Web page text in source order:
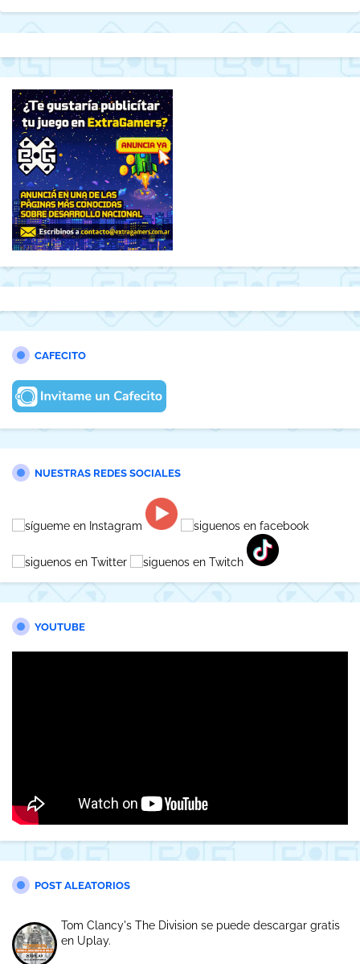
CAFECITO
NUESTRAS REDES SOCIALES
YOUTUBE
POST ALEATORIOS
Tom Clancy's The Division se puede descargar gratis
en Uplay.